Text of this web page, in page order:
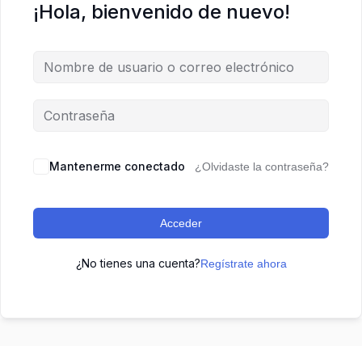
¡Hola, bienvenido de nuevo!
Mantenerme conectado ¿Olvidaste la contraseña?
Acceder
¿No tienes una cuenta?Regístrate ahora